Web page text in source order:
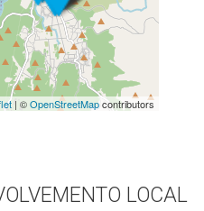
| ©OpenStreetMapcontributors
LOCAL